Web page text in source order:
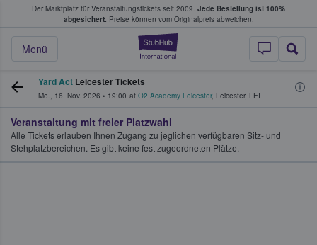
Der Marktplatz für Veranstaltungstickets seit 2009. Jede Bestellung ist 100%
abgesichert. Preise können vom Originalpreis abweichen.
StubHub - Wo
Menü
Tickets kaufen & verkaufen
Yard Act Leicester Tickets
Mo., 16. Nov. 2026 • 19:00 at O2 Academy Leicester, Leicester, LEI
Veranstaltung mit freier Platzwahl
Alle Tickets erlauben Ihnen Zugang zu jeglichen verfügbaren Sitz- und
Stehplatzbereichen. Es gibt keine fest zugeordneten Plätze.